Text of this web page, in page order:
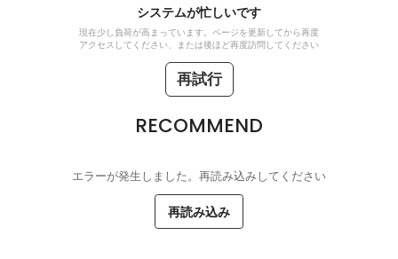
システムが忙しいです
現在少し負荷が高まっています。ページを更新してから再度
アクセスしてください、または後ほど再度訪問してください
再試行
RECOMMEND
エラーが発生しました。再読み込みしてください
再読み込み